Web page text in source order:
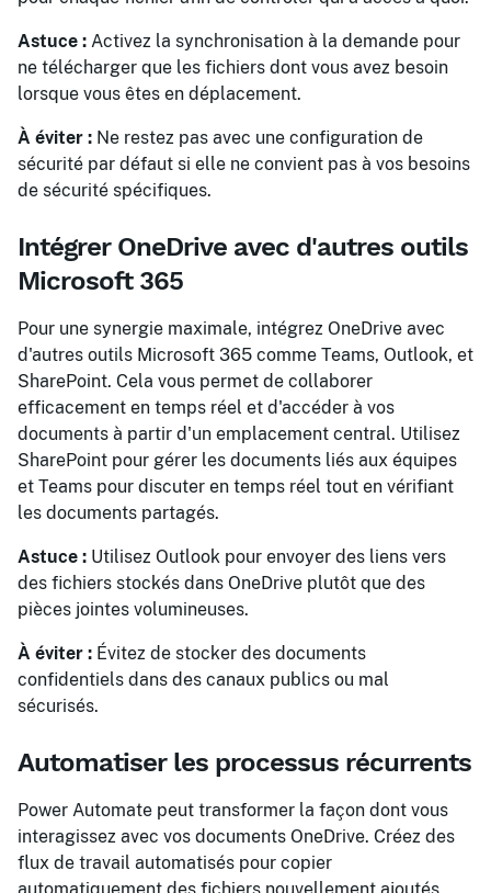
Astuce : Activez la synchronisation à la demande pour
ne télécharger que les fichiers dont vous avez besoin
lorsque vous êtes en déplacement.
À éviter : Ne restez pas avec une configuration de
sécurité par défaut si elle ne convient pas à vos besoins
de sécurité spécifiques.
Intégrer OneDrive avec d'autres outils
Microsoft 365
Pour une synergie maximale, intégrez OneDrive avec
d'autres outils Microsoft 365 comme Teams, Outlook, et
SharePoint. Cela vous permet de collaborer
efficacement en temps réel et d'accéder à vos
documents à partir d'un emplacement central. Utilisez
SharePoint pour gérer les documents liés aux équipes
et Teams pour discuter en temps réel tout en vérifiant
les documents partagés.
Astuce : Utilisez Outlook pour envoyer des liens vers
des fichiers stockés dans OneDrive plutôt que des
pièces jointes volumineuses.
À éviter : Évitez de stocker des documents
confidentiels dans des canaux publics ou mal
sécurisés.
Automatiser les processus récurrents
Power Automate peut transformer la façon dont vous
interagissez avec vos documents OneDrive. Créez des
flux de travail automatisés pour copier